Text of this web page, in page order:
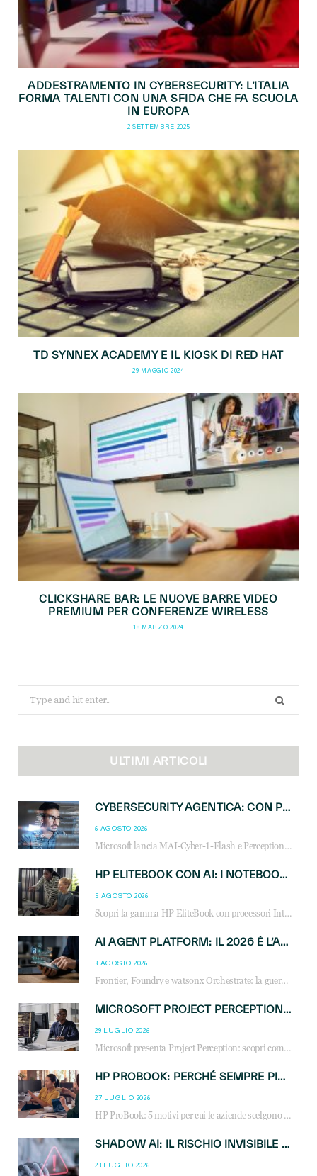
ADDESTRAMENTO IN CYBERSECURITY: L’ITALIA
FORMA TALENTI CON UNA SFIDA CHE FA SCUOLA
IN EUROPA
2 SETTEMBRE 2025
TD SYNNEX ACADEMY E IL KIOSK DI RED HAT
29 MAGGIO 2024
CLICKSHARE BAR: LE NUOVE BARRE VIDEO
PREMIUM PER CONFERENZE WIRELESS
18 MARZO 2024
for:
ULTIMI ARTICOLI
CYBERSECURITY AGENTICA: CON PERCEPTION E MAI-CYBER-1-FLASH MICROSOFT APRE NUOVI SERVIZI PER IL CANALE
6 AGOSTO 2026
Microsoft lancia MAI-Cyber-1-Flash e Perception: cybersecurity agentica in preview dal 3 novembre. Cosa cambia per MSP, system integrator e reseller.
HP ELITEBOOK CON AI: I NOTEBOOK BUSINESS INTELLIGENTI CHE TRASFORMANO PRODUTTIVITÀ, SICUREZZA E LAVORO IBRIDO
5 AGOSTO 2026
Scopri la gamma HP EliteBook con processori Intel® Core™ Ultra e AMD Ryzen™ AI. Notebook business progettati per aumentare la produttività, migliorare la collaborazione e garantire sicurezza avanzata in ufficio e in mobilità.
AI AGENT PLATFORM: IL 2026 È L’ANNO DEL «SISTEMA OPERATIVO» PER GLI AGENTI AZIENDALI
3 AGOSTO 2026
Frontier, Foundry e watsonx Orchestrate: la guerra delle piattaforme AI agent ridisegna il mercato IT. Cosa cambia per reseller, MSP e system integrator.
MICROSOFT PROJECT PERCEPTION: COME GLI AGENTI AI CAMBIERANNO SOC, CYBERSECURITY E SERVIZI MSP
29 LUGLIO 2026
Microsoft presenta Project Perception: scopri come gli agenti AI possono trasformare cybersecurity, SOC e servizi gestiti degli MSP.
HP PROBOOK: PERCHÉ SEMPRE PIÙ AZIENDE SCELGONO NOTEBOOK PROGETTATI PER IL LAVORO MODERNO
27 LUGLIO 2026
HP ProBook: 5 motivi per cui le aziende scelgono i notebook business HP per migliorare produttività, sicurezza e gestione dell’AI.
SHADOW AI: IL RISCHIO INVISIBILE CHE LE AZIENDE POSSONO GOVERNARE
23 LUGLIO 2026